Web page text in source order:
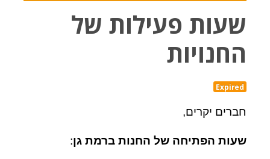
שעות פעילות של
החנויות
Expired
חברים יקרים,
שעות הפתיחה של החנות ברמת גן: